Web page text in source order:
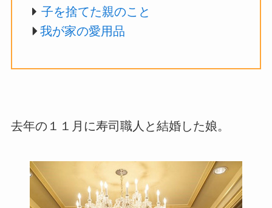
子を捨てた親のこと
我が家の愛用品
去年の１１月に寿司職人と結婚した娘。